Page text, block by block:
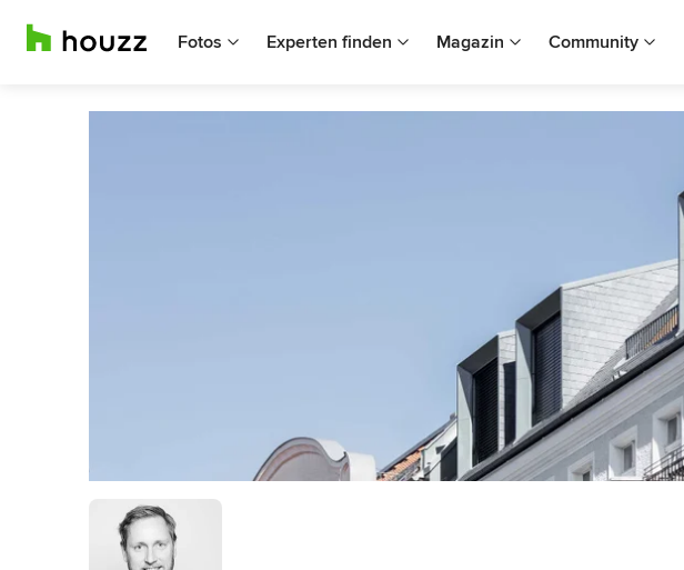
Fotos Experten finden Magazin Community